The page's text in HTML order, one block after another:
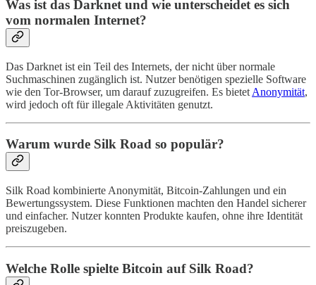
Was ist das Darknet und wie unterscheidet es sich
vom normalen Internet?
Das Darknet ist ein Teil des Internets, der nicht über normale
Suchmaschinen zugänglich ist. Nutzer benötigen spezielle Software
wie den Tor-Browser, um darauf zuzugreifen. Es bietet Anonymität,
wird jedoch oft für illegale Aktivitäten genutzt.
Warum wurde Silk Road so populär?
Silk Road kombinierte Anonymität, Bitcoin-Zahlungen und ein
Bewertungssystem. Diese Funktionen machten den Handel sicherer
und einfacher. Nutzer konnten Produkte kaufen, ohne ihre Identität
preiszugeben.
Welche Rolle spielte Bitcoin auf Silk Road?